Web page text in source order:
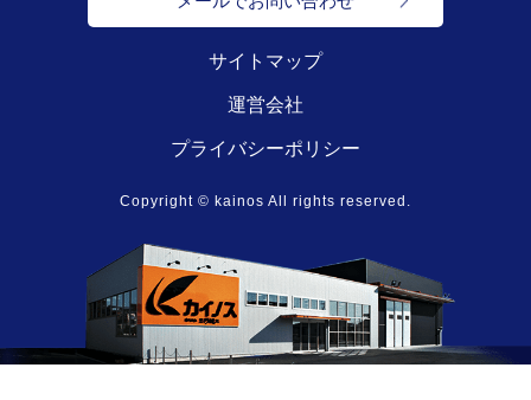
サイトマップ
運営会社
プライバシーポリシー
Copyright © kainos All rights reserved.